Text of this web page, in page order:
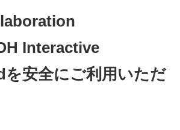
ボード
Interactive
安全にご利用いただ